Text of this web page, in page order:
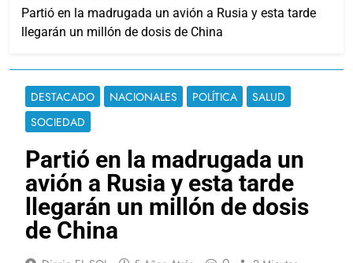
Partió en la madrugada un avión a Rusia y esta tarde
llegarán un millón de dosis de China
DESTACADO NACIONALES POLÍTICA
SALUD
SOCIEDAD
Partió en la madrugada un
avión a Rusia y esta tarde
llegarán un millón de dosis
de China